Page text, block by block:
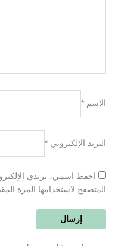
الاسم *
البريد الإلكتروني *
احفظ اسمي، بريدي
المتصفح لاستخدامها المرة